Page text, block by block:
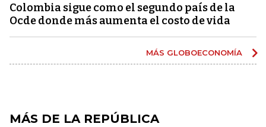
Colombia sigue como el segundo país de la
Ocde donde más aumenta el costo de vida
MÁS GLOBOECONOMÍA
MÁS DE LA REPÚBLICA